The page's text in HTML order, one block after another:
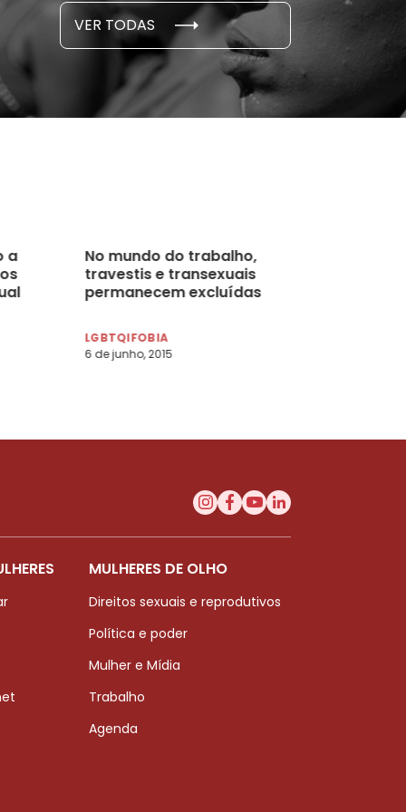
VER TODAS
E PESQUISAS
novembro, 2021
a
No mundo do trabalho,
travestis e transexuais
permanecem excluídas
LGBTQIFOBIA
6 de junho, 2015
MULHERES DE OLHO
Direitos sexuais e reprodutivos
Política e poder
Mulher e Mídia
Trabalho
Agenda